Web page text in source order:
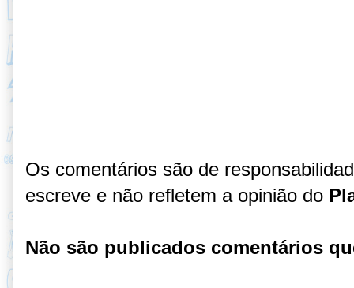
Os comentários são de
escreve e não refletem a opinião do
Não são publicados comentários